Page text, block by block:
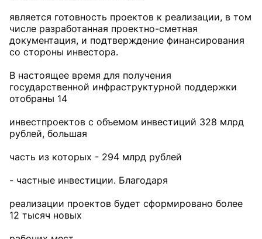
является готовность проектов к реализации, в том
числе разработанная проектно-сметная
документация, и подтверждение финансирования
со стороны инвестора.
В настоящее время для получения
государственной инфраструктурной поддержки
отобраны 14
инвестпроектов с объемом инвестиций 328 млрд
рублей, большая
часть из которых - 294 млрд рублей
- частные инвестиции. Благодаря
реализации проектов будет сформировано более
12 тысяч новых